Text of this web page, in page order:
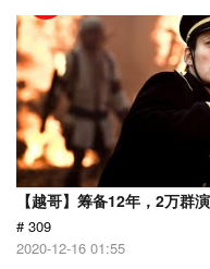
【越哥】筹备12年，2万群
# 309
2020-12-16 01:55